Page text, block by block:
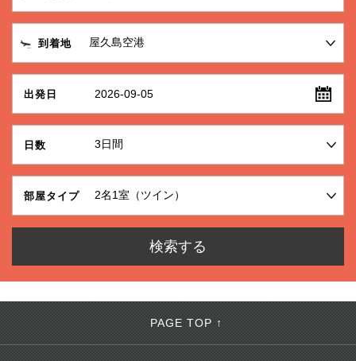
到着地
出発日 2026-09-05
日数
部屋タイプ
PAGE TOP ↑